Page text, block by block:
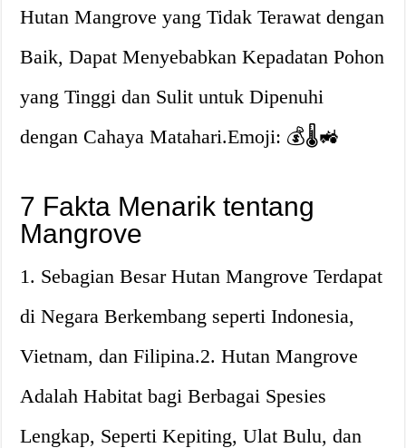
Hutan Mangrove yang Tidak Terawat dengan
Baik, Dapat Menyebabkan Kepadatan Pohon
yang Tinggi dan Sulit untuk Dipenuhi
dengan Cahaya Matahari.Emoji: 💰🌡️🚜
7 Fakta Menarik tentang
Mangrove
1. Sebagian Besar Hutan Mangrove Terdapat
di Negara Berkembang seperti Indonesia,
Vietnam, dan Filipina.2. Hutan Mangrove
Adalah Habitat bagi Berbagai Spesies
Lengkap, Seperti Kepiting, Ulat Bulu, dan